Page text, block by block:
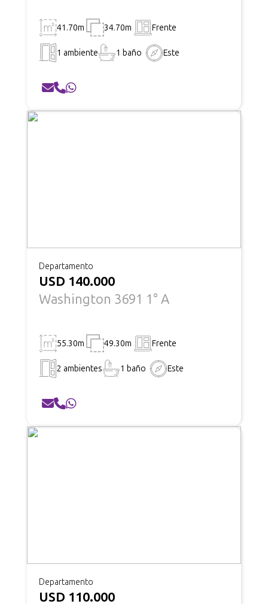
41.70m 34.70m Frente
1 ambiente 1 baño Este
Departamento
USD 140.000
Washington 3691 1° A
55.30m 49.30m Frente
2 ambientes 1 baño Este
Departamento
USD 110.000